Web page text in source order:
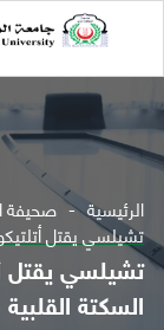
الرئيسية صحيفة
تشيلسي يقتل
تشيلسي يقتل
السكتة القلبية